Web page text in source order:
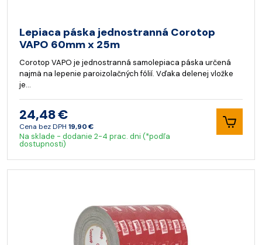
Lepiaca páska jednostranná Corotop
VAPO 60mm x 25m
Corotop VAPO je jednostranná samolepiaca páska určená
najmä na lepenie paroizolačných fólií. Vďaka delenej vložke
je…
24,48 €
Cena bez DPH 19,90 €
Na sklade - dodanie 2-4 prac. dni (*podľa
dostupnosti)